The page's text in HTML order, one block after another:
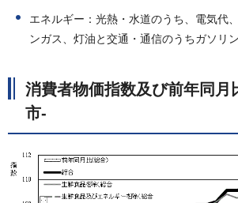
エネルギー：光熱・水道のうち、電気代
ンガス、灯油と交通・通信のうちガソリン
消費者物価指数及び前年同月
市-